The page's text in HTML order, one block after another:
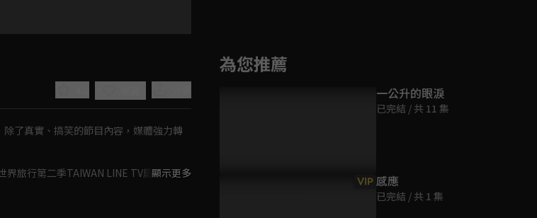
了真實、搞笑的節目內容，媒體強力轉
旅行第二季TAIWAN LINE TV慶功記者
顯示更多
為您推薦
一公升的眼淚
已完結 / 共 11 集
VIP 感應
已完結 / 共 1 集